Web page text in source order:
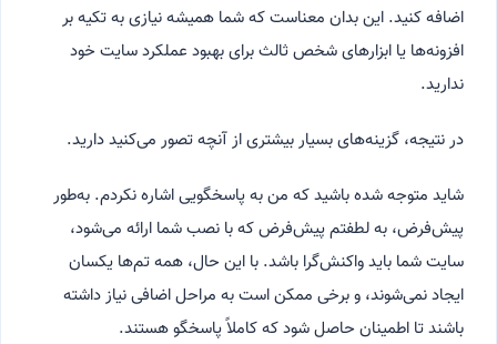
اضافه کنید. این بدان معناست که شما همیشه نیازی به تکیه بر
افزونه‌ها یا ابزارهای شخص ثالث برای بهبود عملکرد سایت خود
ندارید.
در نتیجه، گزینه‌های بسیار بیشتری از آنچه تصور می‌کنید دارید.
شاید متوجه شده باشید که من به پاسخگویی اشاره نکردم. به‌طور
پیش‌فرض، به لطفتم پیش‌فرض که با نصب شما ارائه می‌شود،
سایت شما باید واکنش‌گرا باشد. با این حال، همه تم‌ها یکسان
ایجاد نمی‌شوند، و برخی ممکن است به مراحل اضافی نیاز داشته
باشند تا اطمینان حاصل شود که کاملاً پاسخگو هستند.